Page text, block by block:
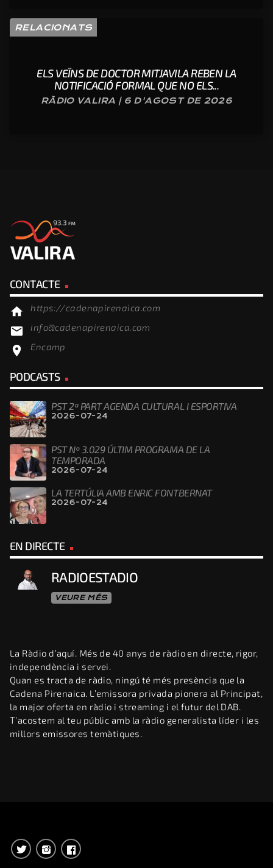
RELACIONATS
ELS VEÏNS DE DOCTOR MITJAVILA REBEN LA
NOTIFICACIÓ FORMAL QUE NO ELS...
RÀDIO VALIRA | 6 D'AGOST DE 2026
CONTACTE
home https://cadenapirenaica.com
email info@cadenapirenaica.com
location_on Encamp
PODCASTS
PST 2ª PART AGENDA CULTURAL I ESPORTIVA
2026-07-24
PST Nº 3.029 ÚLTIM PROGRAMA DE LA
TEMPORADA
2026-07-24
LA TERTÚLIA AMB ENRIC FONTBERNAT
2026-07-24
EN DIRECTE
RADIOESTADIO
VEURE MÉS
La Ràdio d’aquí. Més de 40 anys de ràdio en directe, rigor,
independència i servei.
Quan es tracta de ràdio, ningú té més presència que la
Cadena Pirenaica. L’emissora privada pionera al Principat,
la major oferta en ràdio i streaming i el futur del DAB.
T’acostem al teu públic amb la ràdio generalista líder i les
millors emissores temàtiques.